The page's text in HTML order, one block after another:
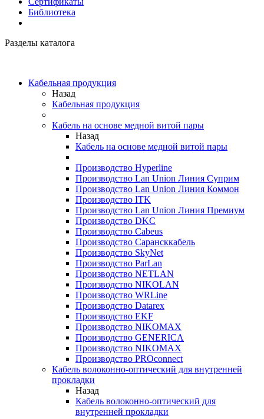
Библиотека
Разделы каталога
Кабельная продукция
Назад
Кабельная продукция
Кабель на основе медной витой пары
Назад
Кабель на основе медной витой пары
Производство Hyperline
Производство Lan Union Линия Суприм
Производство Lan Union Линия Коммон
Производство ITK
Производство Lan Union Линия Премиум
Производство DKC
Производство Cabeus
Производство Сарансккабель
Производство SkyNet
Производство ParLan
Производство NETLAN
Производство NIKOLAN
Производство WRLine
Производство Datarex
Производство EKF
Производство NIKOMAX
Производство GENERICA
Производство NIKOMAX
Производство PROconnect
Кабель волоконно-оптический для внутренней
прокладки
Назад
Кабель волоконно-оптический для
внутренней прокладки